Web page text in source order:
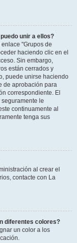
unir a ellos?
"Grupos de
haciendo clic en el
Sin embargo,
están cerrados y
puede unirse haciendo
de aprobación para
correspondiente. El
le
continuamente al
tenga sus
al crear el
contacte con La
diferentes colores?
un color a los